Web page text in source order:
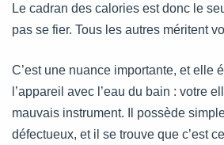
Le cadran des calories est donc le
pas se fier. Tous les autres méritent
C’est une nuance importante, et elle
l’appareil avec l’eau du bain : votre
mauvais instrument. Il possède
défectueux, et il se trouve que c’est